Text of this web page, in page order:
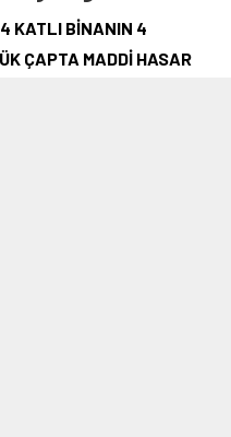
KATLI BİNANIN 4
ÇAPTA MADDİ HASAR